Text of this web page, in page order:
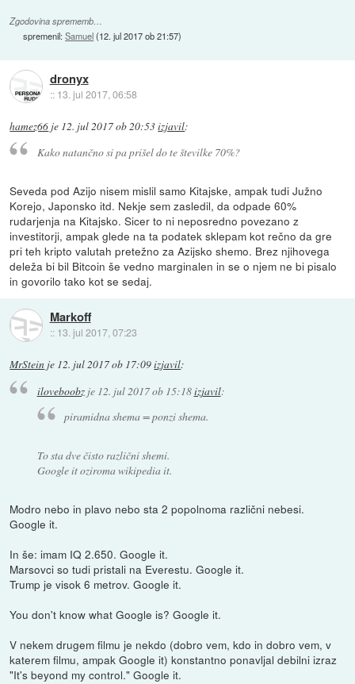
Zgodovina sprememb…
spremenil:Samuel(12. jul 2017 ob 21:57)
dronyx
:: 13. jul 2017, 06:58
hamez66 je 12. jul 2017 ob 20:53izjavil:
Kako natančno si pa prišel do te številke 70%?
Seveda pod Azijo nisem mislil samo Kitajske, ampak tudi Južno
Korejo, Japonsko itd. Nekje sem zasledil, da odpade 60%
rudarjenja na Kitajsko. Sicer to ni neposredno povezano z
investitorji, ampak glede na ta podatek sklepam kot rečno da gre
pri teh kripto valutah pretežno za Azijsko shemo. Brez njihovega
deleža bi bil Bitcoin še vedno marginalen in se o njem ne bi pisalo
in govorilo tako kot se sedaj.
Markoff
:: 13. jul 2017, 07:23
MrStein je 12. jul 2017 ob 17:09izjavil:
iloveboobzje 12. jul 2017 ob 15:18izjavil:
piramidna shema = ponzi shema.
To sta dve čisto različni shemi.
Google it oziroma wikipedia it.
Modro nebo in plavo nebo sta 2 popolnoma različni nebesi.
Google it.
In še: imam IQ 2.650. Google it.
Marsovci so tudi pristali na Everestu. Google it.
Trump je visok 6 metrov. Google it.
You don't know what Google is? Google it.
V nekem drugem filmu je nekdo (dobro vem, kdo in dobro vem, v
katerem filmu, ampak Google it) konstantno ponavljal debilni izraz
"It's beyond my control." Google it.